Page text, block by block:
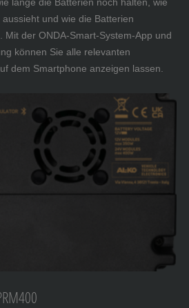
lange die Batterien noch halten, wie
und wie die Batterien
Mit der ONDA-Smart-System-App und
können Sie alle relevanten
dem Smartphone anzeigen lassen.